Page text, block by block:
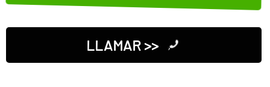
LLAMAR >>